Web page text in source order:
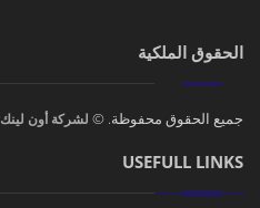
الحقوق الملكية
جميع الحقوق محفوظة. © لشركة أون
USEFULL LINKS